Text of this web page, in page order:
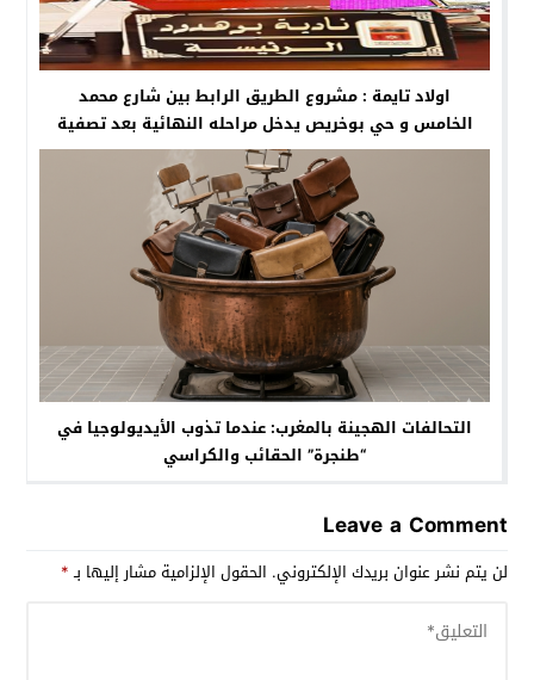
اولاد تايمة : مشروع الطريق الرابط بين شارع محمد
الخامس و حي بوخريص يدخل مراحله النهائية بعد تصفية
العقار المخصص له
التحالفات الهجينة بالمغرب: عندما تذوب الأيديولوجيا في
“طنجرة” الحقائب والكراسي
Leave a Comment
لن يتم نشر عنوان بريدك الإلكتروني. الحقول الإلزامية مشار إليها بـ*